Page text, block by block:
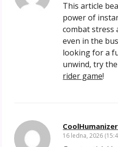
This article
power of
combat stress
even in the
looking for a
unwind, try
rider game!
CoolHumanizer
16 ledna, 2026